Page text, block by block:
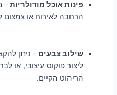
פינות אוכל מודולריות–
הרחבה לאירוח או צמצום
שילוב צבעים – ניתן
ליצור פוקוס עיצובי, או
הריהוט הקיים.